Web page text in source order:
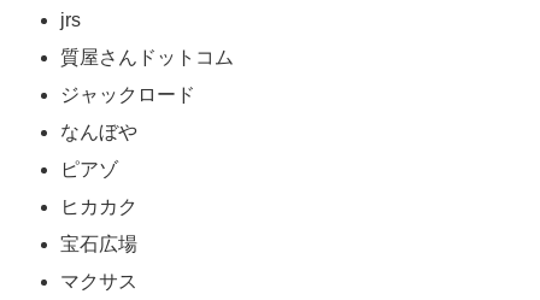
jrs
質屋さんドットコム
ジャックロード
なんぼや
ピアゾ
ヒカカク
宝石広場
マクサス